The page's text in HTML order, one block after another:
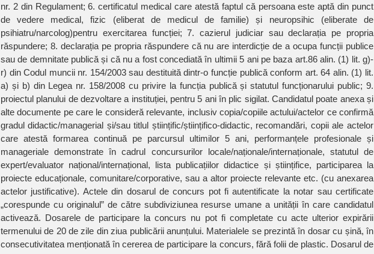
nr. 2 din Regulament; 6. certificatul medical care atestă faptul că persoana este aptă din punct
de vedere medical, fizic (eliberat de medicul de familie) și neuropsihic (eliberate de
psihiatru/narcolog)pentru exercitarea funcției; 7. cazierul judiciar sau declarația pe propria
răspundere; 8. declarația pe propria răspundere că nu are interdicție de a ocupa funcții publice
sau de demnitate publică și că nu a fost concediată în ultimii 5 ani pe baza art.86 alin. (1) lit. g)-
r) din Codul muncii nr. 154/2003 sau destituită dintr-o funcție publică conform art. 64 alin. (1) lit.
a) și b) din Legea nr. 158/2008 cu privire la funcția publică și statutul funcționarului public; 9.
proiectul planului de dezvoltare a instituției, pentru 5 ani în plic sigilat. Candidatul poate anexa și
alte documente pe care le consideră relevante, inclusiv copia/copiile actului/actelor ce confirmă
gradul didactic/managerial și/sau titlul științific/științifico-didactic, recomandări, copii ale actelor
care atestă formarea continuă pe parcursul ultimilor 5 ani, performanțele profesionale și
manageriale demonstrate în cadrul concursurilor locale/naționale/internaționale, statutul de
expert/evaluator național/internațional, lista publicațiilor didactice și științifice, participarea la
proiecte educaționale, comunitare/corporative, sau a altor proiecte relevante etc. (cu anexarea
actelor justificative). Actele din dosarul de concurs pot fi autentificate la notar sau certificate
„corespunde cu originalul” de către subdiviziunea resurse umane a unității în care candidatul
activează. Dosarele de participare la concurs nu pot fi completate cu acte ulterior expirării
termenului de 20 de zile din ziua publicării anunțului. Materialele se prezintă în dosar cu șină, în
consecutivitatea menționată în cererea de participare la concurs, fără folii de plastic. Dosarul de